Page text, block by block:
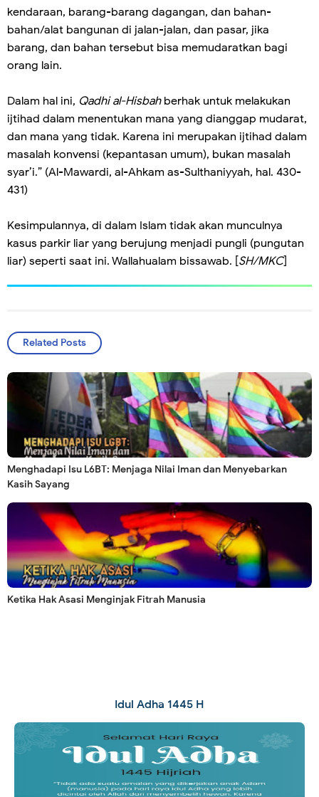
kendaraan, barang-barang dagangan, dan bahan-
bahan/alat bangunan di jalan-jalan, dan pasar, jika
barang, dan bahan tersebut bisa memudaratkan bagi
orang lain.
Dalam hal ini, Qadhi al-Hisbahberhak untuk melakukan
ijtihad dalam menentukan mana yang dianggap mudarat,
dan mana yang tidak. Karena ini merupakan ijtihad dalam
masalah konvensi (kepantasan umum), bukan masalah
syar’i.” (Al-Mawardi, al-Ahkam as-Sulthaniyyah, hal. 430-
431)
Kesimpulannya, di dalam Islam tidak akan munculnya
kasus parkir liar yang berujung menjadi pungli (pungutan
liar) seperti saat ini. Wallahualam bissawab. [SH/MKC]
Related Posts
Menghadapi Isu L6BT: Menjaga Nilai Iman dan Menyebarkan
Kasih Sayang
Ketika Hak Asasi Menginjak Fitrah Manusia
Idul Adha 1445 H